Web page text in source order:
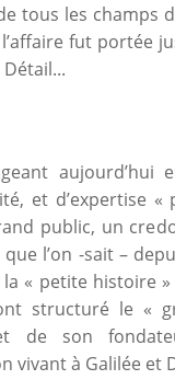
tous les champs
fut portée
aujourd’hui
et d’expertise
public, un
l’on -sait –
« petite histoire
structuré le «
et de son
vivant à Galilée et